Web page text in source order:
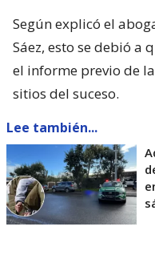
Según explicó el
Sáez, esto se debió a
el informe previo de
sitios del suceso.
Lee también...